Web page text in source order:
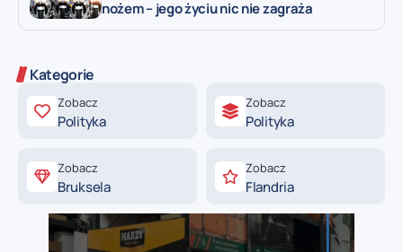
nożem – jego życiu nic nie zagraża
Kategorie
Zobacz
Polityka
Zobacz
Polityka
Zobacz
Bruksela
Zobacz
Flandria